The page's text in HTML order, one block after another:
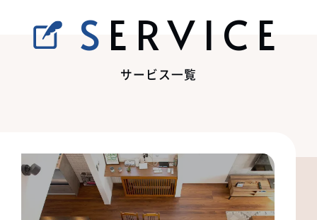
SERVICE
サービス一覧